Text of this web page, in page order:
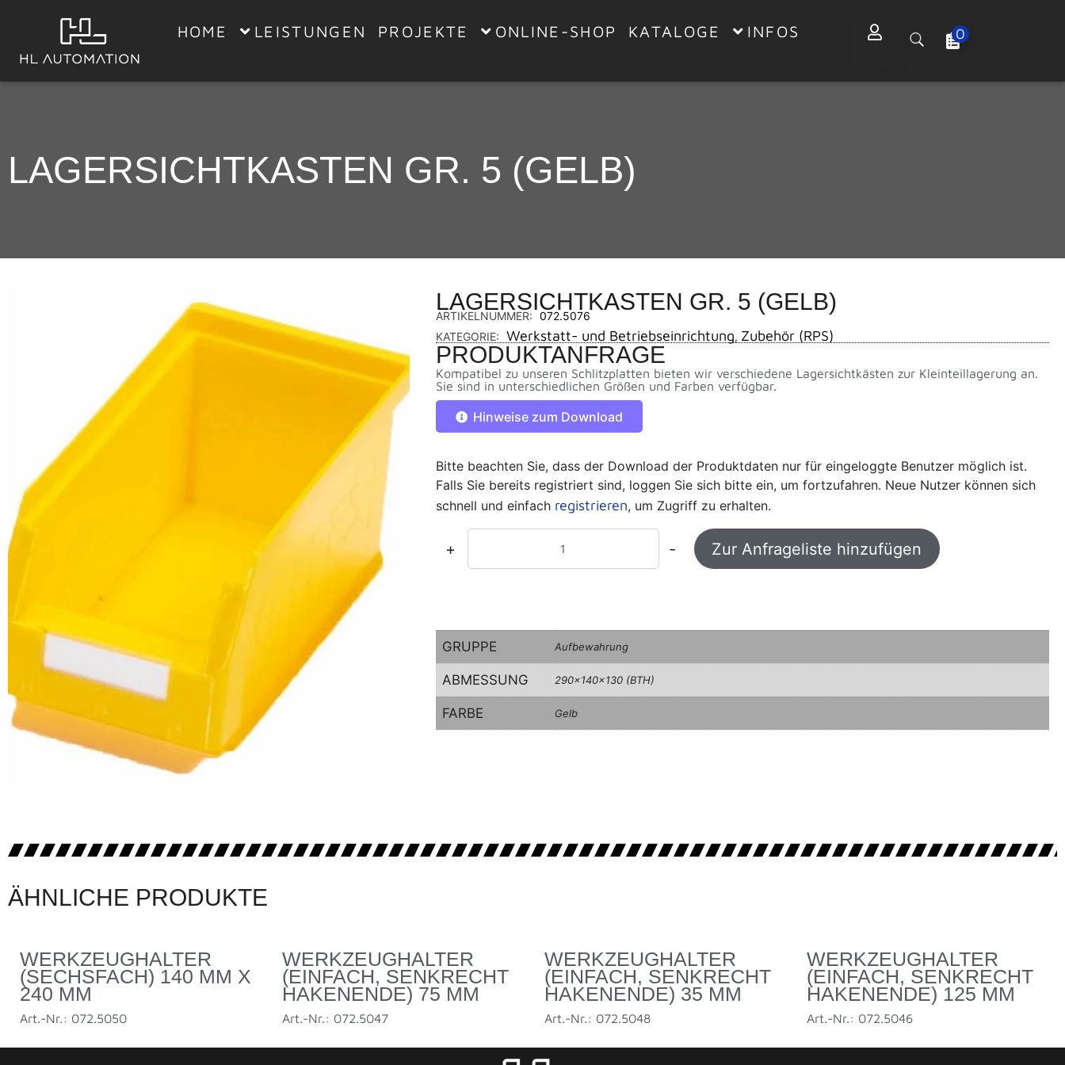
HOME LEISTUNGEN PROJEKTE ONLINE-SHOP KATALOGE INFOS 0
LAGERSICHTKASTEN GR. 5 (GELB)
LAGERSICHTKASTEN GR. 5 (GELB)
ARTIKELNUMMER: 072.5076
KATEGORIE: Werkstatt- und Betriebseinrichtung, Zubehör (RPS)
PRODUKTANFRAGE
Kompatibel zu unseren Schlitzplatten bieten wir verschiedene Lagersichtkästen zur Kleinteillagerung an.
Sie sind in unterschiedlichen Größen und Farben verfügbar.
Hinweise zum Download
Bitte beachten Sie, dass der Download der Produktdaten nur für eingeloggte Benutzer möglich ist.
Falls Sie bereits registriert sind, loggen Sie sich bitte ein, um fortzufahren. Neue Nutzer können sich
schnell und einfach registrieren, um Zugriff zu erhalten.
+ - Zur Anfrageliste hinzufügen
GRUPPE Aufbewahrung
ABMESSUNG 290x140x130 (BTH)
FARBE Gelb
ÄHNLICHE PRODUKTE
WERKZEUGHALTER
(SECHSFACH) 140 MM X
240 MM
Art.-Nr.: 072.5050
WERKZEUGHALTER
(EINFACH, SENKRECHT
HAKENENDE) 75 MM
Art.-Nr.: 072.5047
WERKZEUGHALTER
(EINFACH, SENKRECHT
HAKENENDE) 35 MM
Art.-Nr.: 072.5048
WERKZEUGHALTER
(EINFACH, SENKRECHT
HAKENENDE) 125 MM
Art.-Nr.: 072.5046